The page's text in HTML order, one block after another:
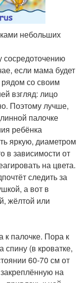
небольших
сосредоточению
если мама будет
со своим
взгляд: лицо
Поэтому лучше,
палочке
ребёнка
яркую, диаметром
в зависимости от
на цвета.
следить за
а вот в
жёлтой или
к палочке. Пора к
спину (в кроватке,
60-70 см от
на